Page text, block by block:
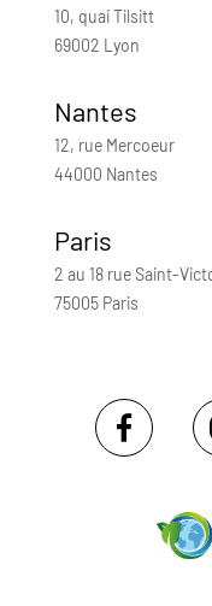
10, quai Tilsitt
69002 Lyon
Nantes
12, rue Mercoeur
44000 Nantes
Paris
2 au 18 rue Saint-
75005 Paris